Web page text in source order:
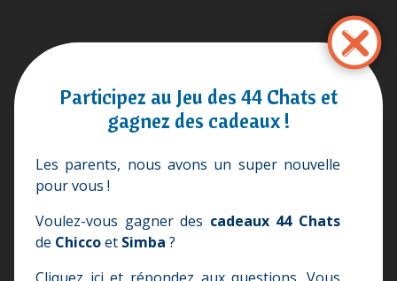
Participez au Jeu des 44 Chats et
gagnez des cadeaux !
Les parents, nous avons un super nouvelle
pour vous !
Voulez-vous gagner des cadeaux 44 Chats
de Chiccoet Simba ?